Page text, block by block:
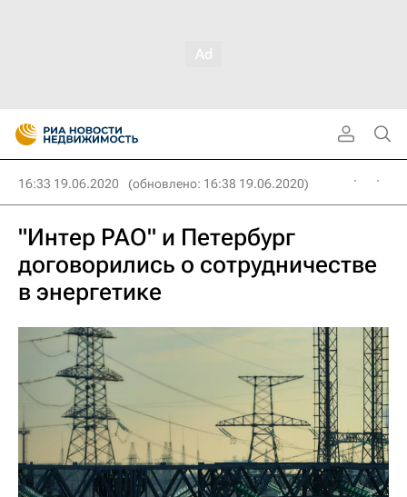
16:33 19.06.2020 (обновлено: 16:38 19.06.2020)
"Интер РАО" и Петербург
договорились о сотрудничестве
в энергетике